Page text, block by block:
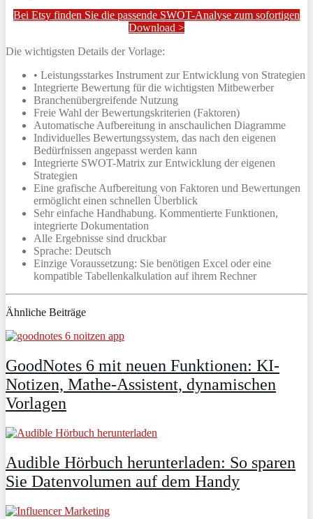
Bei Etsy finden Sie die passende SWOT-Analyse zum sofortigen
Download >
Die wichtigsten Details der Vorlage:
• Leistungsstarkes Instrument zur Entwicklung von Strategien
Integrierte Bewertung für die wichtigsten Mitbewerber
Branchenübergreifende Nutzung
Freie Wahl der Bewertungskriterien (Faktoren)
Automatische Aufbereitung in anschaulichen Diagramme
Individuelles Bewertungssystem, das nach den eigenen
Bedürfnissen angepasst werden kann
Integrierte SWOT-Matrix zur Entwicklung der eigenen
Strategien
Eine grafische Aufbereitung von Faktoren und Bewertungen
ermöglicht einen schnellen Überblick
Sehr einfache Handhabung. Kommentierte Funktionen,
integrierte Dokumentation
Alle Ergebnisse sind druckbar
Sprache: Deutsch
Einzige Voraussetzung: Sie benötigen Excel oder eine
kompatible Tabellenkalkulation auf ihrem Rechner
Ähnliche Beiträge
GoodNotes 6 mit neuen Funktionen: KI-
Notizen, Mathe-Assistent, dynamischen
Vorlagen
Audible Hörbuch herunterladen: So sparen
Sie Datenvolumen auf dem Handy